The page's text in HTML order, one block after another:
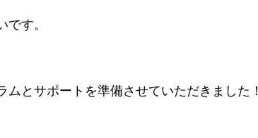
す。
とサポートを準備させていただきました！